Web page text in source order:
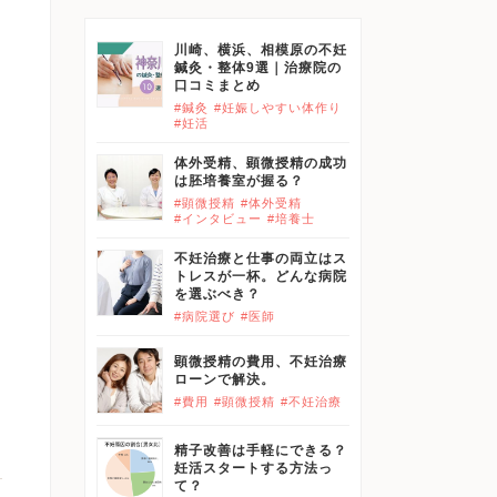
川崎、横浜、相模原の不妊
鍼灸・整体9選｜治療院の
口コミまとめ
#鍼灸 #妊娠しやすい体作り
#妊活
体外受精、顕微授精の成功
は胚培養室が握る？
#顕微授精 #体外受精
#インタビュー #培養士
不妊治療と仕事の両立はス
トレスが一杯。どんな病院
を選ぶべき？
#病院選び #医師
顕微授精の費用、不妊治療
ローンで解決。
#費用 #顕微授精 #不妊治療
精子改善は手軽にできる？
妊活スタートする方法っ
て？